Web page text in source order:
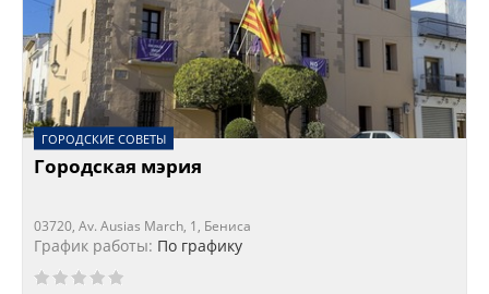
ГОРОДСКИЕ СОВЕТЫ
Городская мэрия
03720, Av. Ausias March, 1, Бениса
График работы: По графику